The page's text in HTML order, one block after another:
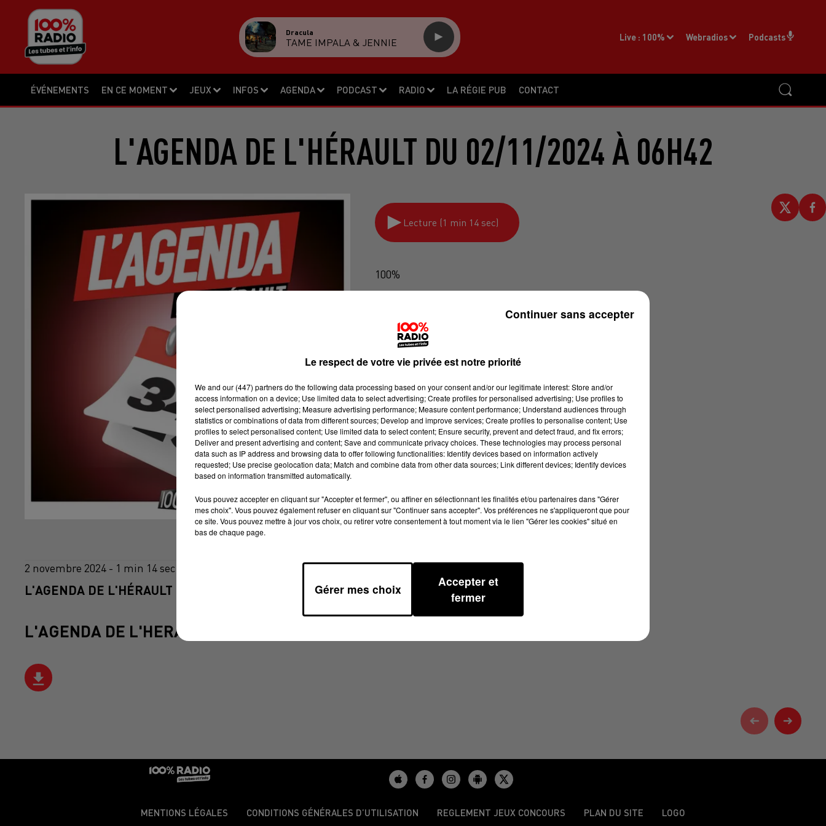
ÉVÉNEMENTS EN CE MOMENT JEUX INFOS AGENDA PODCAST RADIO LA RÉGIE PUB CONTACT
Live : 100% Webradios Podcasts
Dracula
TAME IMPALA & JENNIE
L'AGENDA DE L'HÉRAULT DU 02/11/2024 À 06H42
Lecture (1 min 14 sec)
100%
2 novembre 2024 - 1 min 14 sec
L'AGENDA DE L'HÉRAULT DU 02/11/2024 À 06H42
L'AGENDA DE L'HERAULT
MENTIONS LÉGALES CONDITIONS GÉNÉRALES D’UTILISATION REGLEMENT JEUX CONCOURS PLAN DU SITE LOGO
Le respect de votre vie privée est notre priorité
We and our (447) partnersdo the following data processing based on your consent and/or our legitimate interest: Store and/or
access information on a device; Use limited data to select advertising; Create profiles for personalised advertising; Use profiles to
select personalised advertising; Measure advertising performance; Measure content performance; Understand audiences through
statistics or combinations of data from different sources; Develop and improve services; Create profiles to personalise content; Use
profiles to select personalised content; Use limited data to select content; Ensure security, prevent and detect fraud, and fix errors;
Deliver and present advertising and content; Save and communicate privacy choices. These technologies may process personal
data such as IP address and browsing data to offer following functionalities: Identify devices based on information actively
requested; Use precise geolocation data; Match and combine data from other data sources; Link different devices; Identify devices
based on information transmitted automatically.
Vous pouvez accepter en cliquant sur "Accepter et fermer", ou affiner en sélectionnant les finalités et/ou partenaires dans "Gérer
mes choix". Vous pouvez également refuser en cliquant sur "Continuer sans accepter". Vos préférences ne s'appliqueront que pour
ce site. Vous pouvez mettre à jour vos choix, ou retirer votre consentement à tout moment via le lien "Gérer les cookies" situé en
bas de chaque page.
Gérer mes choix
Accepter et
fermer
Continuer sans accepter